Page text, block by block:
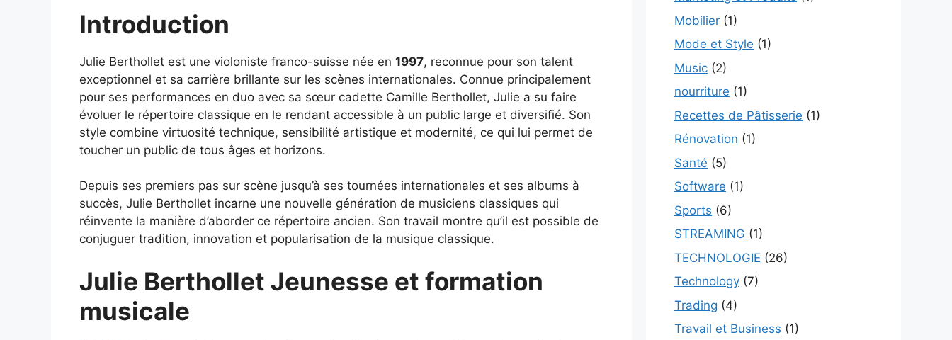
Introduction
Julie Berthollet est une violoniste franco-suisse née en 1997, reconnue pour son talent
exceptionnel et sa carrière brillante sur les scènes internationales. Connue principalement
pour ses performances en duo avec sa sœur cadette Camille Berthollet, Julie a su faire
évoluer le répertoire classique en le rendant accessible à un public large et diversifié. Son
style combine virtuosité technique, sensibilité artistique et modernité, ce qui lui permet de
toucher un public de tous âges et horizons.
Depuis ses premiers pas sur scène jusqu’à ses tournées internationales et ses albums à
succès, Julie Berthollet incarne une nouvelle génération de musiciens classiques qui
réinvente la manière d’aborder ce répertoire ancien. Son travail montre qu’il est possible de
conjuguer tradition, innovation et popularisation de la musique classique.
Julie Berthollet Jeunesse et formation
musicale
Mobilier (1)
Mode et Style (1)
Music (2)
nourriture (1)
Recettes de Pâtisserie (1)
Rénovation (1)
Santé (5)
Software (1)
Sports (6)
STREAMING (1)
TECHNOLOGIE (26)
Technology (7)
Trading (4)
Travail et Business (1)